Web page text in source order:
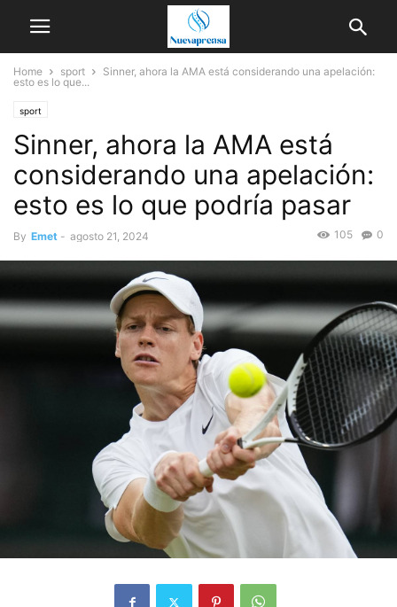
Home sport
Sinner, ahora la AMA está considerando una apelación:
esto es lo que...
sport
Sinner, ahora la AMA está
considerando una apelación:
esto es lo que podría pasar
By Emet - agosto 21, 2024 0
105